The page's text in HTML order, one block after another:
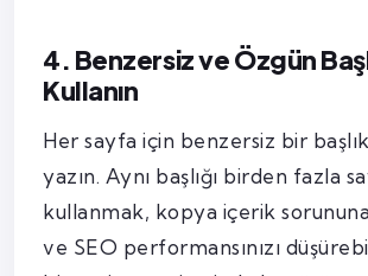
4. Benzersiz ve Özgün
Kullanın
Her sayfa için benzersiz bir
yazın. Aynı başlığı birden fazla
kullanmak, kopya içerik
ve SEO performansınızı